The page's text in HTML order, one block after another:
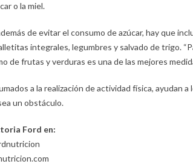
o la miel.
de evitar el consumo de azúcar, hay que
integrales, legumbres y salvado de trigo.
de frutas y verduras es una de las mejores
a la realización de actividad física, ayudan
un obstáculo.
Ford en: